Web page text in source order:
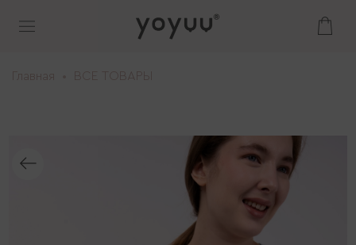
Главная ВСЕ ТОВАРЫ